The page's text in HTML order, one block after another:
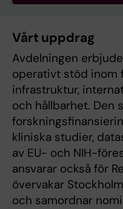
Vårt uppdrag
Avdelningen
operativt stöd inom
infrastruktur,
och hållbarhet. Den
kliniska studier,
av EU- och NIH-
ansvarar också för
övervakar
och samordnar